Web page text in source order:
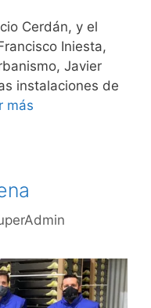
Cerdán, y el
Iniesta,
Javier
instalaciones de
más